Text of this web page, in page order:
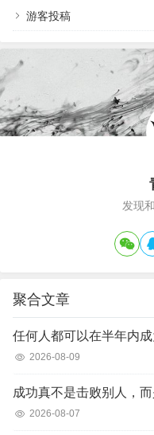
直觉询问
用这个方
一个公
游客投稿
发现
聚合文章
任何人都可以在半年内
2026-08-09
成功真不是击败别人，
2026-08-07